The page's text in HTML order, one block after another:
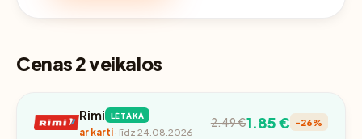
Cenas 2 veikalos
Rimi LĒTĀKĀ
ar karti· līdz 24.08.2026
2.49 €1.85 € -26%